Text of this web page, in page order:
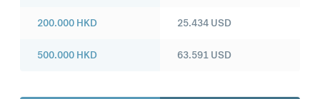
200.000 HKD
500.000 HKD
25.434 USD
63.591 USD